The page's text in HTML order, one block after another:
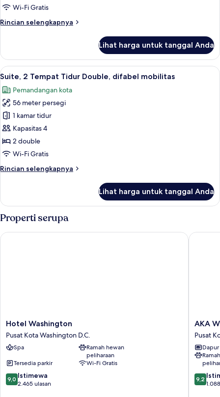
1
Tidur
Wi-Fi Gratis
Rincian selengkapnya
Rincian
Suite
Junior,
1
Tidur
King
Lihat harga untuk tanggal Anda
Lihat
semua
foto
untuk
Suite,
2
Tempat
Tidur
difabel
Seprai premium, selimut bulu
6
Suite, 2 Tempat Tidur Double, difabel mobilitas
Pemandangan kota
56 meter persegi
1 kamar tidur
Kapasitas 4
2 double
Wi-Fi Gratis
Rincian selengkapnya
Rincian
Suite,
Tempat
Double,
Lihat harga untuk tanggal Anda
Properti serupa
Hotel
Washington
Pusat
Kota
D.C.
Hotel Washington
Pusat Kota Washington D.C.
Spa
Ramah hewan
peliharaan
Tersedia parkir
Wi-Fi Gratis
9.0
dari
9,0 Istimewa
2.465 ulasan
Hotel Washington
AKA
White
House
Pusat
Kota
D.C.
AKA
Pusat
Dapur
9.2
dari
9,2
AKA